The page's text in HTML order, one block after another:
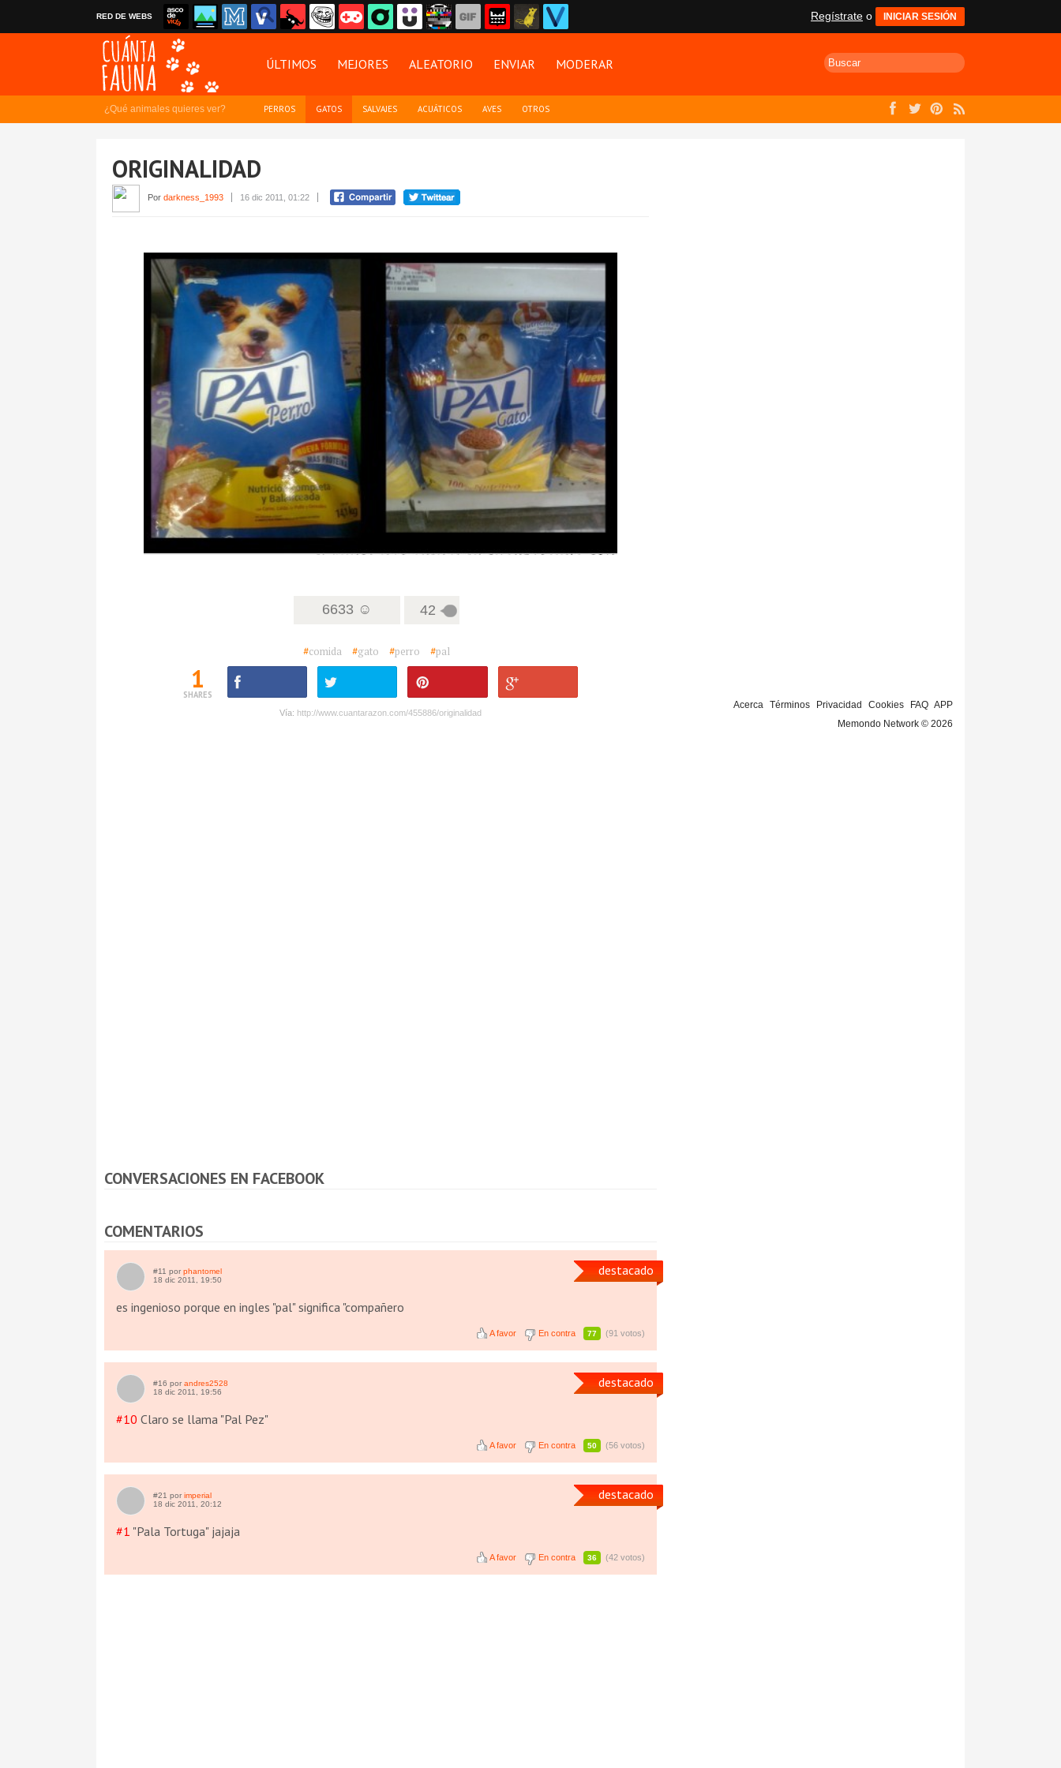
RED DE WEBS Regístrate o INICIAR SESIÓN
ÚLTIMOS MEJORES ALEATORIO ENVIAR MODERAR
¿Qué animales quieres ver? PERROS GATOS SALVAJES ACUÁTICOS AVES OTROS
ORIGINALIDAD
Por darkness_1993 16 dic 2011, 01:22
6633 ☺ 42
#comida #gato #perro #pal
1
SHARES
Vía: http://www.cuantarazon.com/455886/originalidad
CONVERSACIONES EN FACEBOOK
COMENTARIOS
destacado
#11 por phantomel
18 dic 2011, 19:50
es ingenioso porque en ingles "pal" significa "compañero
A favor En contra 77 (91 votos)
destacado
#16 por andres2528
18 dic 2011, 19:56
#10 Claro se llama "Pal Pez"
A favor En contra 50 (56 votos)
destacado
#21 por imperial
18 dic 2011, 20:12
#1 "Pala Tortuga" jajaja
A favor En contra 36 (42 votos)
Acerca Términos Privacidad Cookies FAQ APP
Memondo Network © 2026